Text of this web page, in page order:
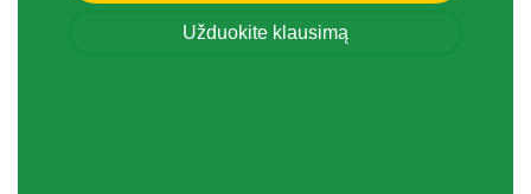
Užduokite klausimą